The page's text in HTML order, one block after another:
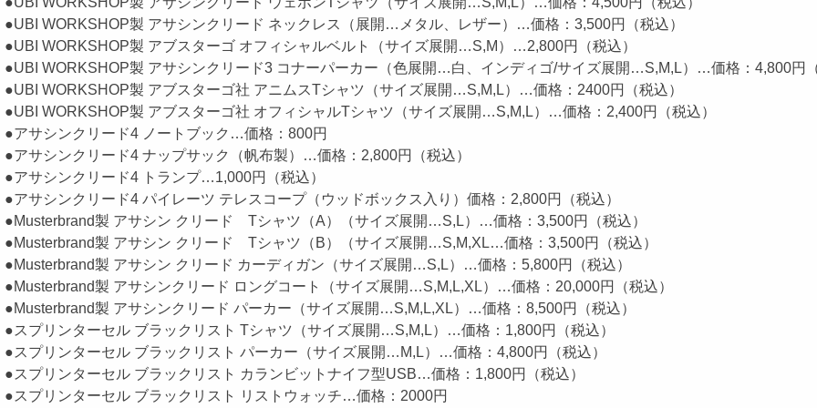
●UBI WORKSHOP製 アサシンクリード ネックレス（展開…メタル、レザー）…価格：3,500円（税込）
●UBI WORKSHOP製 アブスターゴ オフィシャルベルト（サイズ展開…S,M）…2,800円（税込）
●UBI WORKSHOP製 アサシンクリード3 コナーパーカー（色展開…白、インディゴ/サイズ展開…S,M,L）…価格：4,800円
●UBI WORKSHOP製 アブスターゴ社 アニムスTシャツ（サイズ展開…S,M,L）…価格：2400円（税込）
●UBI WORKSHOP製 アブスターゴ社 オフィシャルTシャツ（サイズ展開…S,M,L）…価格：2,400円（税込）
●アサシンクリード4 ノートブック…価格：800円
●アサシンクリード4 ナップサック（帆布製）…価格：2,800円（税込）
●アサシンクリード4 トランプ…1,000円（税込）
●アサシンクリード4 パイレーツ テレスコープ（ウッドボックス入り）価格：2,800円（税込）
●Musterbrand製 アサシン クリード Tシャツ（A）（サイズ展開…S,L）…価格：3,500円（税込）
●Musterbrand製 アサシン クリード Tシャツ（B）（サイズ展開…S,M,XL…価格：3,500円（税込）
●Musterbrand製 アサシン クリード カーディガン（サイズ展開…S,L）…価格：5,800円（税込）
●Musterbrand製 アサシンクリード ロングコート（サイズ展開…S,M,L,XL）…価格：20,000円（税込）
●Musterbrand製 アサシンクリード パーカー（サイズ展開…S,M,L,XL）…価格：8,500円（税込）
●スプリンターセル ブラックリスト Tシャツ（サイズ展開…S,M,L）…価格：1,800円（税込）
●スプリンターセル ブラックリスト パーカー（サイズ展開…M,L）…価格：4,800円（税込）
●スプリンターセル ブラックリスト カランビットナイフ型USB…価格：1,800円（税込）
●スプリンターセル ブラックリスト リストウォッチ…価格：2000円